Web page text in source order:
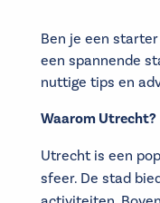
Ben je een
een spannende
nuttige tips en
Waarom Utrecht?
Utrecht is een
sfeer. De stad